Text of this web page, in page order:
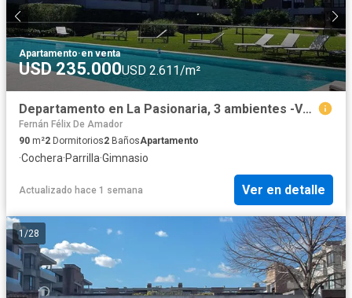
Apartamento·en venta
USD 235.000USD 2.611/m²
Departamento en La Pasionaria, 3 ambientes -Venta Martinez.-Santa Fe/Fleming
Fernán Félix De Amador
90 m²2 Dormitorios2 BañosApartamento
·Cochera·Parrilla·Gimnasio
Actualizado hace 1 semana Ver en detalle
1 /28